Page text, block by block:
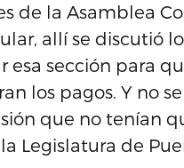
de la Asamblea
allí se discutió
esa sección para
los pagos. Y no
que no tenían
Legislatura de